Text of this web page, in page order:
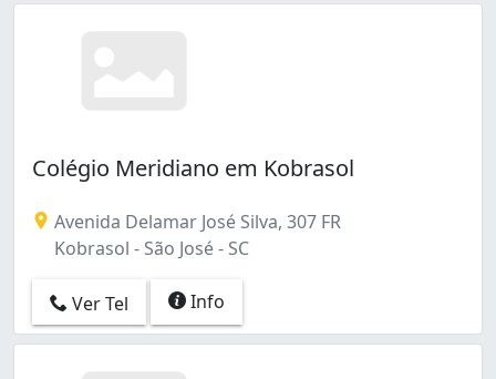
Colégio Meridiano em Kobrasol
Avenida Delamar José Silva, 307 FR
Kobrasol - São José - SC
Ver Tel Info